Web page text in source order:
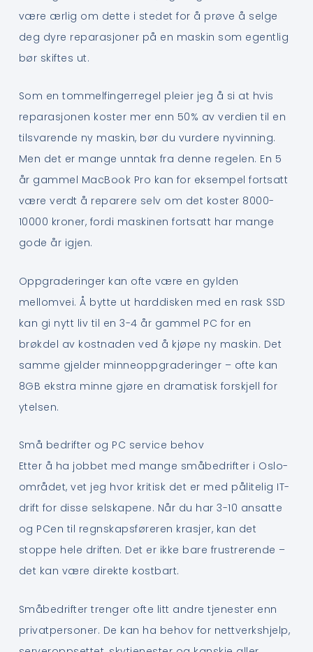
være ærlig om dette i stedet for å prøve å selge
deg dyre reparasjoner på en maskin som egentlig
bør skiftes ut.
Som en tommelfingerregel pleier jeg å si at hvis
reparasjonen koster mer enn 50% av verdien til en
tilsvarende ny maskin, bør du vurdere nyvinning.
Men det er mange unntak fra denne regelen. En 5
år gammel MacBook Pro kan for eksempel fortsatt
være verdt å reparere selv om det koster 8000-
10000 kroner, fordi maskinen fortsatt har mange
gode år igjen.
Oppgraderinger kan ofte være en gylden
mellomvei. Å bytte ut harddisken med en rask SSD
kan gi nytt liv til en 3-4 år gammel PC for en
brøkdel av kostnaden ved å kjøpe ny maskin. Det
samme gjelder minneoppgraderinger – ofte kan
8GB ekstra minne gjøre en dramatisk forskjell for
ytelsen.
Små bedrifter og PC service behov
Etter å ha jobbet med mange småbedrifter i Oslo-
området, vet jeg hvor kritisk det er med pålitelig IT-
drift for disse selskapene. Når du har 3-10 ansatte
og PCen til regnskapsføreren krasjer, kan det
stoppe hele driften. Det er ikke bare frustrerende –
det kan være direkte kostbart.
Småbedrifter trenger ofte litt andre tjenester enn
privatpersoner. De kan ha behov for nettverkshjelp,